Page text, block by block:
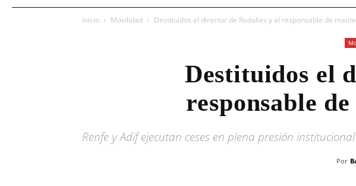
Inicio Movilidad Destituidos el director de Rodalies y el responsable de
Destituidos el
responsable
Renfe y Adif ejecutan ceses en plena presión
Por